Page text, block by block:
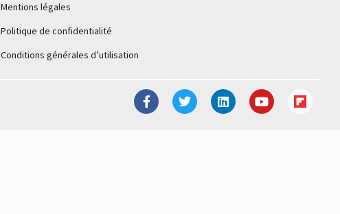
Mentions légales
Politique de confidentialité
Conditions générales d’utilisation